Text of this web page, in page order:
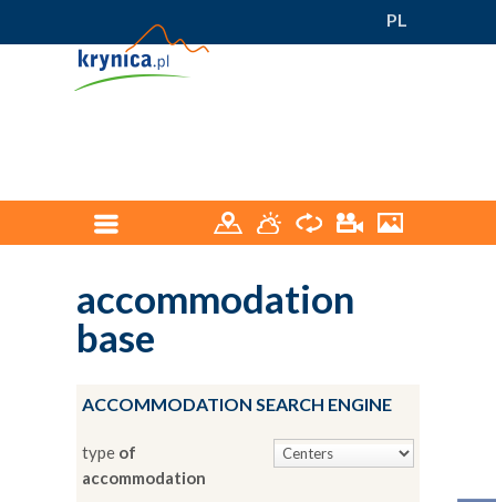
PL
accommodation
base
ACCOMMODATION SEARCH ENGINE
type of
accommodation